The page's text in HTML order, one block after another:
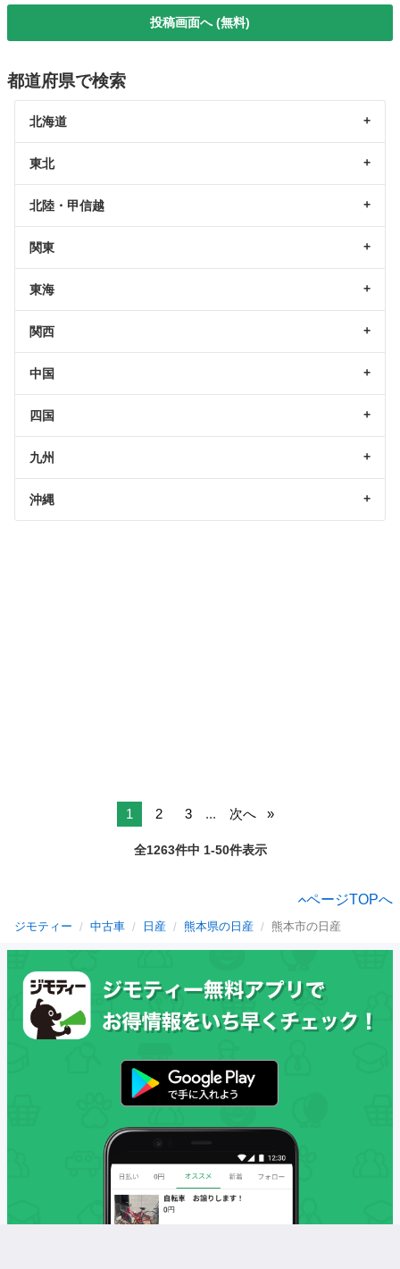
投稿画面へ (無料)
都道府県で検索
北海道
東北
北陸・甲信越
関東
東海
関西
中国
四国
九州
沖縄
1 2 3 ... 次へ
全1263件中 1-50件表示
ページTOPへ
ジモティー 中古車 日産 熊本県の日産 熊本市の日産